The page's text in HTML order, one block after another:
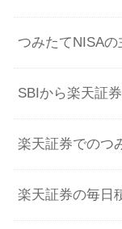
つみたてNISA
SBIから楽天証
楽天証券でのつ
楽天証券の毎日